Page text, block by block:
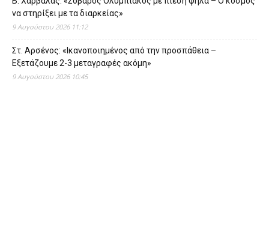
να στηρίξει με τα διαρκείας»
9 Αυγούστου 2026 11:12
Στ. Αρσένος: «Ικανοποιημένος από την προσπάθεια –
Εξετάζουμε 2-3 μεταγραφές ακόμη»
9 Αυγούστου 2026 10:45